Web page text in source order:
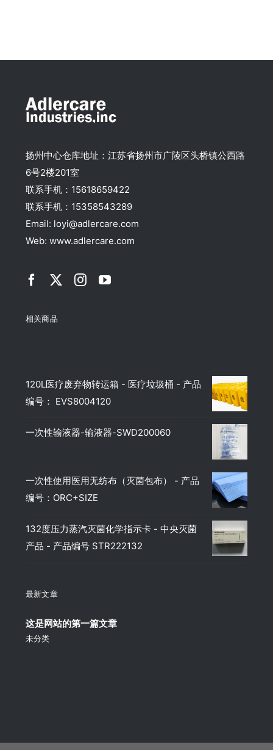
扬州中心仓库地址：江苏省扬州市广陵区头桥镇公西路
6号2楼201室
联系手机：15618659422
联系手机：15358543289
Email: loyi@adlercare.com
Web: www.adlercare.com
最新文章
这是网站的第一篇文章
未分类
相关商品
120L医疗废弃物转运箱 - 医疗垃圾桶 - 产品
编号： EVS8004120
一次性输液器-输液器-SWD200060
一次性使用医用无纺布（灭菌包布） - 产品
编号：ORC+SIZE
132度压力蒸汽灭菌化学指示卡 - 中央灭菌
产品 - 产品编号 STR222132